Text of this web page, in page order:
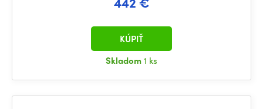
Skladom1 ks
KÚPIŤ